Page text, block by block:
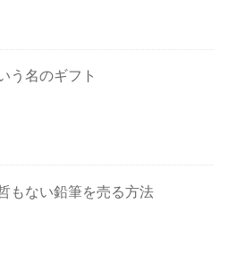
う名のギフト
もない鉛筆を売る方法